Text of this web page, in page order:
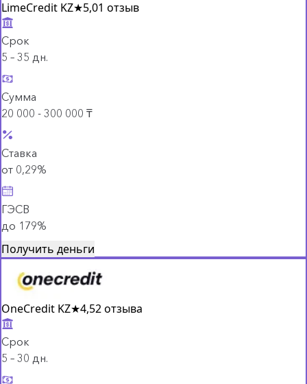
LimeCredit KZ★5,01 отзыв
Срок
5 – 35 дн.
Сумма
20 000 - 300 000 ₸
Ставка
от 0,29%
ГЭСВ
до 179%
Получить деньги
OneCredit KZ★4,52 отзыва
Срок
5 – 30 дн.